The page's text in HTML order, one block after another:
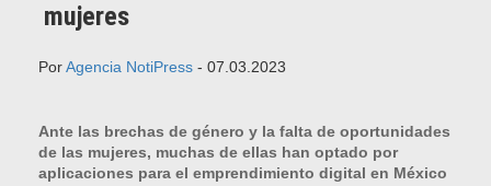
mujeres
PorAgencia NotiPress - 07.03.2023
Ante las brechas de género y la falta de oportunidades
de las mujeres, muchas de ellas han optado por
aplicaciones para el emprendimiento digital en México